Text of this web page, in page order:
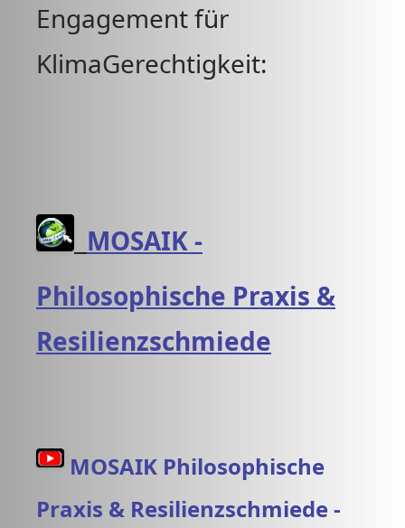
Engagement für
KlimaGerechtigkeit:
MOSAIK -
Philosophische Praxis &
Resilienzschmiede
MOSAIK Philosophische
Praxis & Resilienzschmiede -